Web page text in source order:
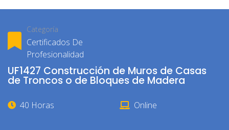
Categoría
Certificados De
Profesionalidad
UF1427 Construcción de Muros de Casas
de Troncos o de Bloques de Madera
40 Horas Online